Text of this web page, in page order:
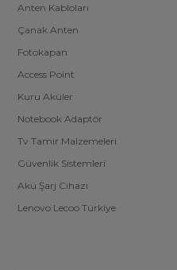
Anten Kabloları
Çanak Anten
Fotokapan
Access Point
Kuru Aküler
Notebook Adaptör
Tv Tamir Malzemeleri
Güvenlik Sistemleri
Akü Şarj Cihazı
Lenovo Lecoo Türkiye